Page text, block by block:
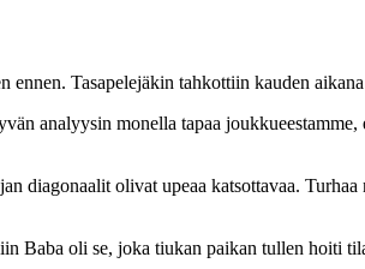
Tasapelejäkin tahkottiin kauden
analyysin monella tapaa joukkueestamme,
diagonaalit olivat upeaa katsottavaa.
Baba oli se, joka tiukan paikan tullen hoiti